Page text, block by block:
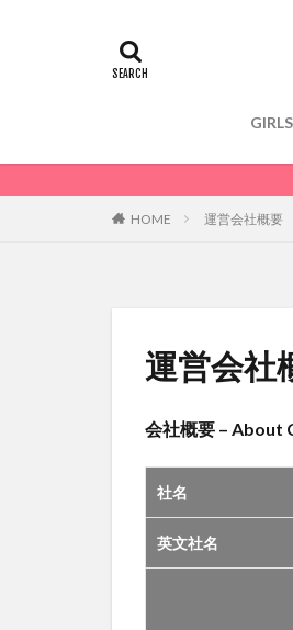
GIRLS
HOME 運営会社概要
運営会社
会社概要 – About
社名
英文社名